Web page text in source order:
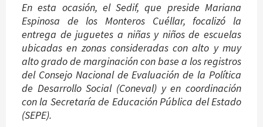
En esta ocasión, el Sedif, que preside Mariana
Espinosa de los Monteros Cuéllar, focalizó la
entrega de juguetes a niñas y niños de escuelas
ubicadas en zonas consideradas con alto y muy
alto grado de marginación con base a los registros
del Consejo Nacional de Evaluación de la Política
de Desarrollo Social (Coneval) y en coordinación
con la Secretaría de Educación Pública del Estado
(SEPE).